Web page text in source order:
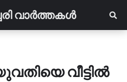
വാർത്തകൾ
വീട്ടിൽ